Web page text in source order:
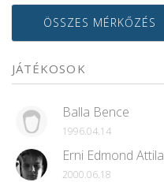
ÖSSZES MÉRKŐZÉS
JÁTÉKOSOK
Balla Bence
1996.04.14
Erni Edmond Attila
2000.06.18